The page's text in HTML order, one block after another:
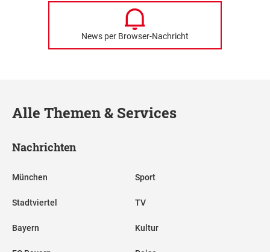
News per Browser-Nachricht
Alle Themen & Services
Nachrichten
München
Stadtviertel
Bayern
Sport
TV
Kultur